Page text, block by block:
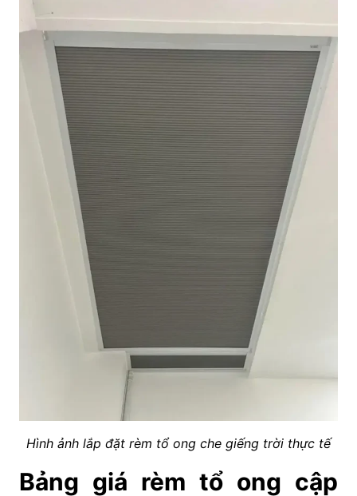
Hình ảnh lắp đặt rèm tổ ong che giếng trời thực tế
Bảng giá rèm tổ ong cập